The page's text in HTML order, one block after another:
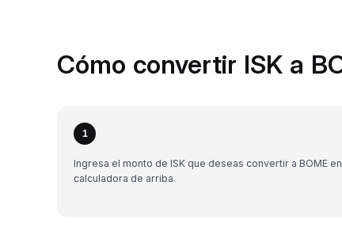
Cómo convertir ISK a
1
Ingresa el monto de ISK que deseas convertir a BOME
calculadora de arriba.